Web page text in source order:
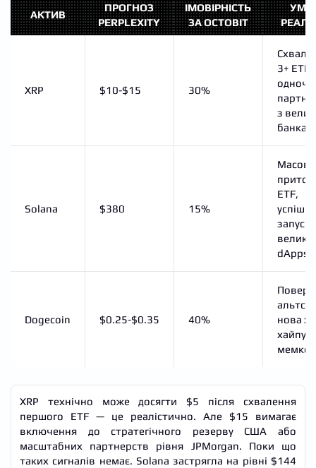
АКТИВ
ПРОГНОЗ
PERPLEXITY
ІМОВІРНІСТЬ
ЗА OCTOBIT
XRP $10-$15 30%
3+ ETF
з
Solana $380 15%
Масові
ETF,
запуск
dApps
Dogecoin $0.25-$0.35 40%
нова
хайпу в
XRP технічно може досягти $5 після схвалення
першого ETF — це реалістично. Але $15 вимагає
включення до стратегічного резерву США або
масштабних партнерств рівня JPMorgan. Поки що
таких сигналів немає. Solana застрягла на рівні $144